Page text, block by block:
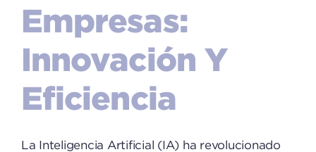
Empresas:
Innovación Y
Eficiencia
La Inteligencia Artificial (IA) ha revolucionado